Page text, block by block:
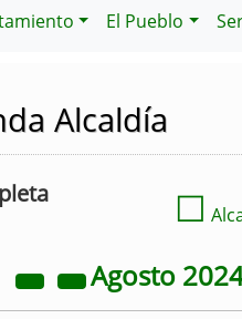
El Pueblo
Alcaldía
☐
Agosto